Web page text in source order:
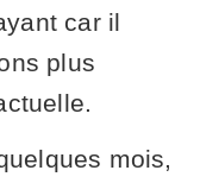
car il
plus
mois,